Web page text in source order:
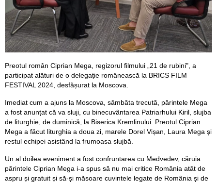
Preotul român Ciprian Mega, regizorul filmului „21 de rubini", a
participat alături de o delegație românească la BRICS FILM
FESTIVAL 2024, desfășurat la Moscova.
Imediat cum a ajuns la Moscova, sâmbăta trecută, părintele Mega
a fost anunțat că va sluji, cu binecuvântarea Patriarhului Kiril, slujba
de liturghie, de duminică, la Biserica Kremlinului. Preotul Ciprian
Mega a făcut liturghia a doua zi, marele Dorel Vișan, Laura Mega și
restul echipei asistând la frumoasa slujbă.
Un al doilea eveniment a fost confruntarea cu Medvedev, căruia
părintele Ciprian Mega i-a spus să nu mai critice România atât de
aspru și gratuit și să-și măsoare cuvintele legate de România și de